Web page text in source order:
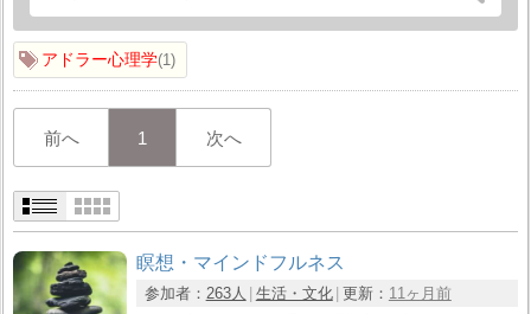
アドラー心理学 1
前へ 1 次へ
瞑想・マインドフルネス
参加者： 263人 生活・文化 更新： 11ヶ月前